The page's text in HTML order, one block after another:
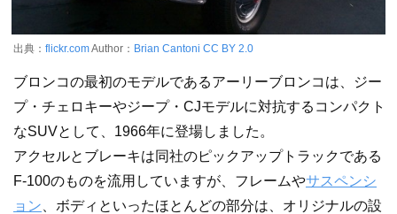
出典： flickr.comAuthor： Brian Cantoni CC BY 2.0
ブロンコの最初のモデルであるアーリーブロンコは、ジー
プ・チェロキーやジープ・CJモデルに対抗するコンパクト
なSUVとして、1966年に登場しました。
アクセルとブレーキは同社のピックアップトラックである
F-100のものを流用していますが、フレームやサスペンシ
ョン 、ボディといったほとんどの部分は、オリジナルの設